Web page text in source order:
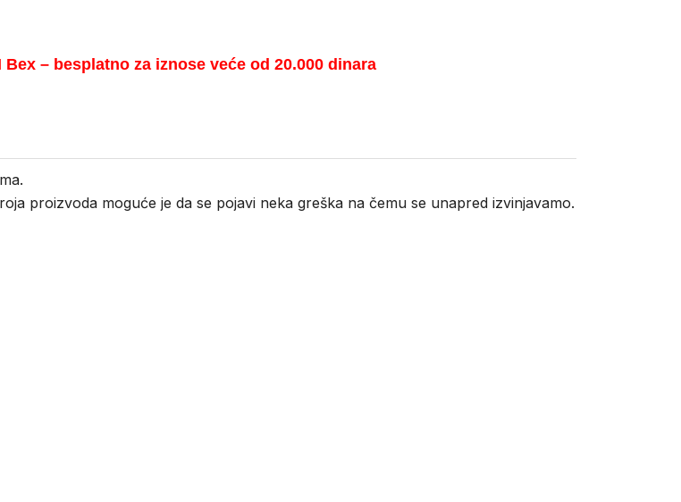
Bex – besplatno za iznose veće od 20.000 dinara
proizvoda moguće je da se pojavi neka greška na čemu se unapred izvinjavamo.